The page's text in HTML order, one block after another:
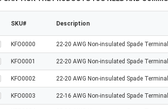
SKU# Description
KFO0000 22-20 AWG Non-insulated Spade
KFO0001 22-20 AWG Non-insulated Spade
KFO0002 22-20 AWG Non-insulated Spade
KFO0003 22-16 AWG Non-insulated Spade